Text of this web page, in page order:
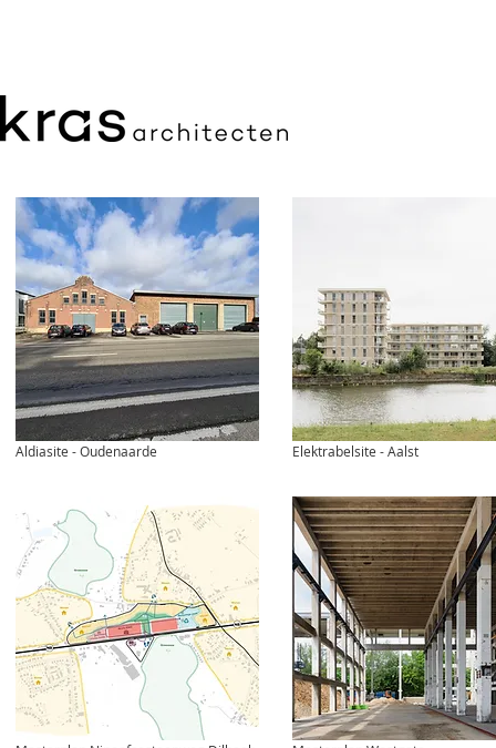
Aldiasite - Oudenaarde Elektrabelsite - Aalst